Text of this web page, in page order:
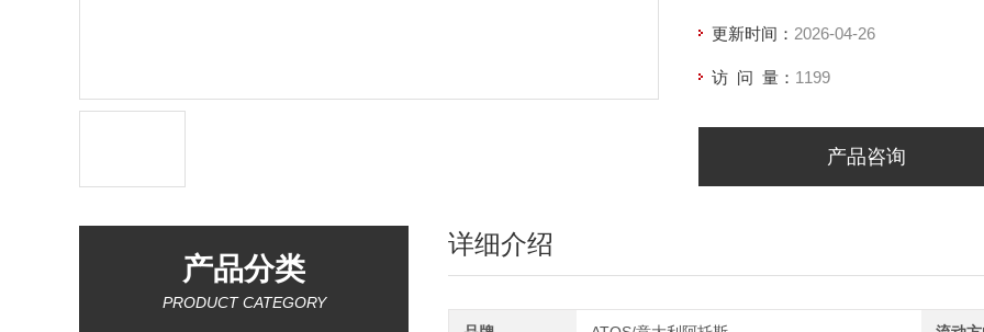
更新时间： 2026-04-26
访 问 量： 1199
产品咨询
产品分类
PRODUCT CATEGORY
详细介绍